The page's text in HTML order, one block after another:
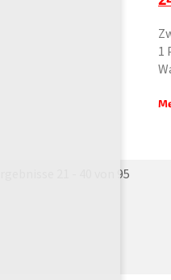
1
Ergebnisse 21 - 40 von 95